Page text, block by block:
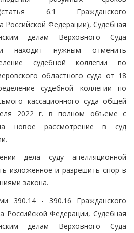
(статья 6.1 Гражданского
Российской Федерации), Судебная
делам Верховного Суда
находит нужным отменить
судебной коллегии по
областного суда от 18
судебной коллегии по
кассационного суда общей
2022 г. в полном объеме с
новое рассмотрение в суд
дела суду апелляционной
изложенное и разрешить спор в
закона.
390.14 - 390.16 Гражданского
Российской Федерации, Судебная
делам Верховного Суда